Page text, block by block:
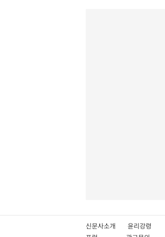
신문사소개 윤리강령